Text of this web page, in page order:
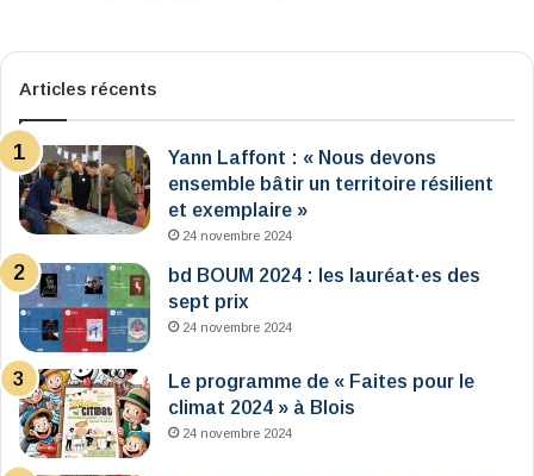
Articles récents
Yann Laffont : « Nous devons
ensemble bâtir un territoire résilient
et exemplaire »
24 novembre 2024
bd BOUM 2024 : les lauréat·es des
sept prix
24 novembre 2024
Le programme de « Faites pour le
climat 2024 » à Blois
24 novembre 2024